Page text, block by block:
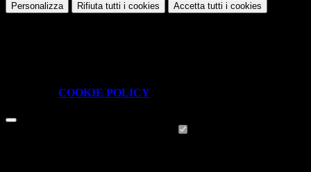
Personalizza Rifiuta tutti i cookies Accetta tutti i cookies
COOKIE POLICY